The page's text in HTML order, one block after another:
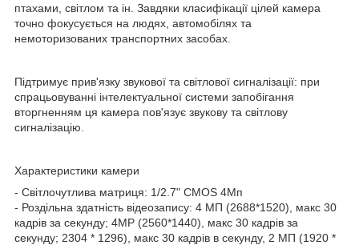
птахами, світлом та ін. Завдяки класифікації цілей камера
точно фокусується на людях, автомобілях та
немоторизованих транспортних засобах.
Підтримує прив'язку звукової та світлової сигналізації: при
спрацьовуванні інтелектуальної системи запобігання
вторгненням ця камера пов'язує звукову та світлову
сигналізацію.
Характеристики камери
- Світлочутлива матриця: 1/2.7" CMOS 4Мп
- Роздільна здатність відеозапису: 4 МП (2688*1520), макс 30
кадрів за секунду; 4MP (2560*1440), макс 30 кадрів за
секунду; 2304 * 1296), макс 30 кадрів в секунду, 2 МП (1920 *